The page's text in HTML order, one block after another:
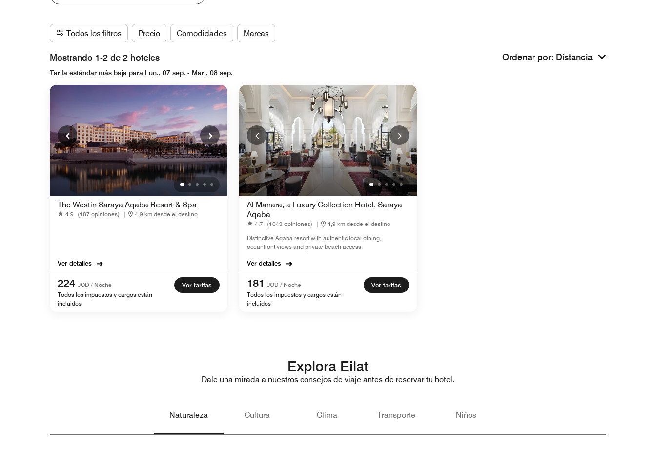
Todos los filtros Precio Comodidades Marcas
Mostrando 1-2 de 2 hoteles Ordenar por: Distancia
Tarifa estándar más baja para Lun., 07 sep. - Mar., 08 sep.
The Westin Saraya Aqaba Resort & Spa
4.9 (187 opiniones) | 4,9 km desde el destino
Ver detalles
224 JOD / Noche
Todos los impuestos y cargos están
incluidos
Ver tarifas
Al Manara, a Luxury Collection Hotel, Saraya
Aqaba
4.7 (1043 opiniones) |
4,9 km desde el destino
Distinctive Aqaba resort with authentic local dining,
oceanfront views and private beach access.
Ver detalles
181 JOD / Noche
Todos los impuestos y cargos están
incluidos
Ver tarifas
Explora Eilat
Dale una mirada a nuestros consejos de viaje antes de reservar tu hotel.
Naturaleza Cultura Clima Transporte Niños